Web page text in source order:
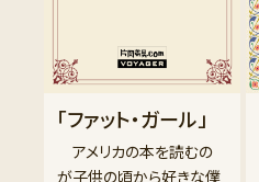
「ファット・ガール」
アメリカの本を読むの
が子供の頃から好きな僕